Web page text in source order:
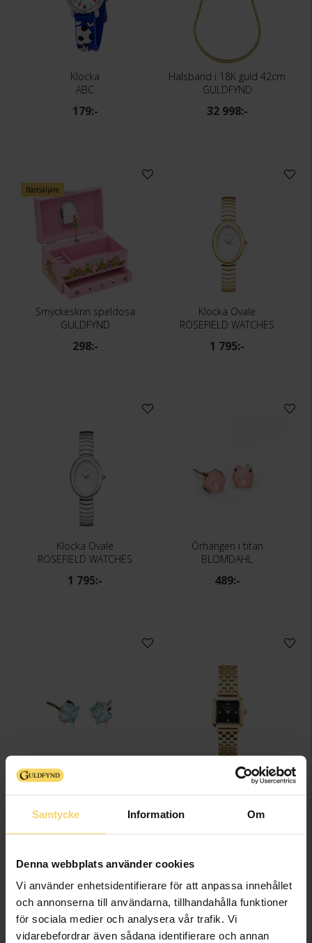
Samtycke Information Om
Denna webbplats använder cookies
Vi använder enhetsidentifierare för att anpassa innehållet
och annonserna till användarna, tillhandahålla funktioner
för sociala medier och analysera vår trafik. Vi
vidarebefordrar även sådana identifierare och annan
Klocka
ABC
179:-
Halsband i 18K guld 42cm
GULDFYND
32 998:-
Bästsäljare
Smyckeskrin speldosa
GULDFYND
298:-
Klocka Ovale
ROSEFIELD WATCHES
1 795:-
Klocka Ovale
ROSEFIELD WATCHES
1 795:-
Örhängen i titan
BLOMDAHL
489:-
Örhängen i titan
309:-
Klocka Boxelle